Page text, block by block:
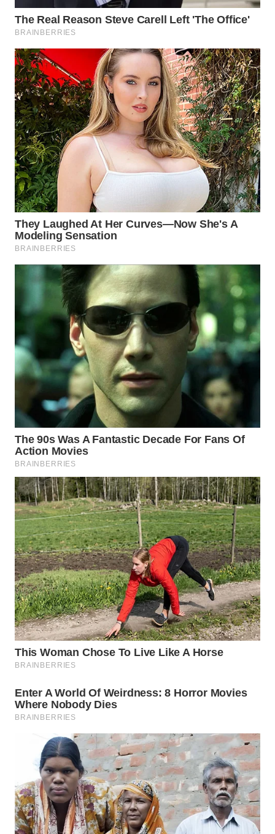
WN
MADURA
WN
SURABAYA
WN
NATUNA
WN
BINTAN
WN
MANDALIKA
WN
LIKUPANG
WN
LABUANBAJO
BORNEO
Wahana
Media
WAHANA
WAHANA
TANI
WAHANA
ADVOKAT
WAHANA
INFRASTRUKTUR
WAHANA
KONSUMEN
WAHANA
LISTRIK
WAHANA
TRAVEL
WAHANA
TV
WAHANANEWS
ID
WAHANANEWS